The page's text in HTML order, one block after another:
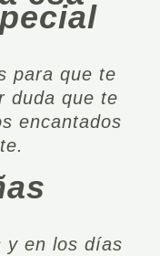
para que te
duda que te
encantados
y en los días